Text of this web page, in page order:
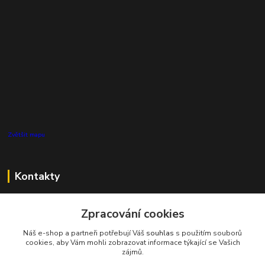
Zvětšit mapu
Kontakty
+420 727 808 115
info@proecosystem.cz
Zpracování cookies
Náš e-shop a partneři potřebují Váš souhlas s použitím souborů
cookies, aby Vám mohli zobrazovat informace týkající se Vašich
zájmů.